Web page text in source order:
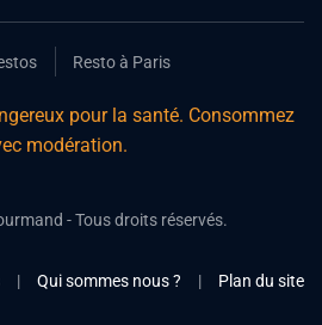
Resto à Paris
pour la santé. Consommez
modération.
- Tous droits réservés.
| Qui sommes nous ? | Plan du site